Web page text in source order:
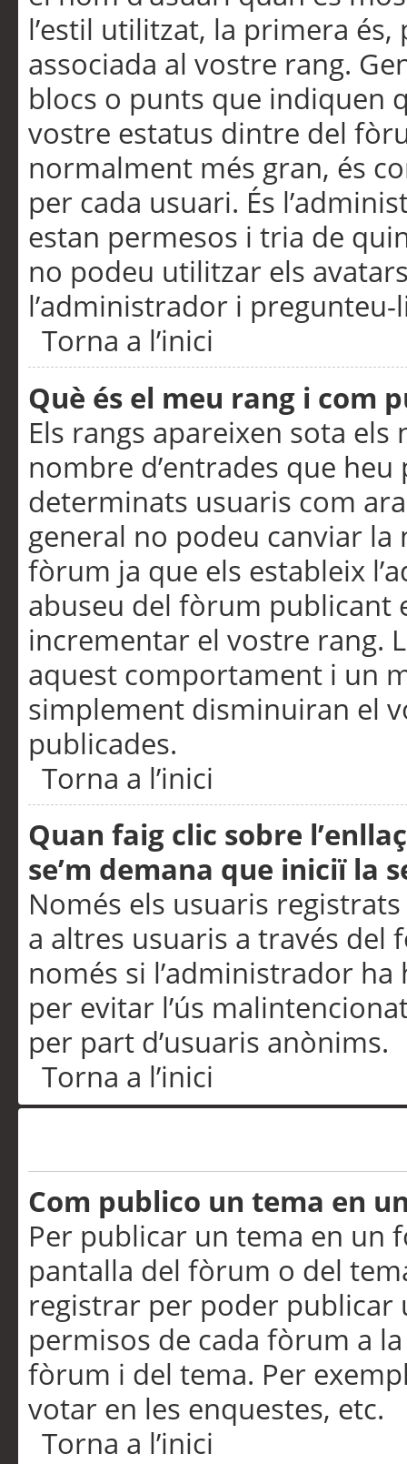
l’estil utilitzat, la primera
associada al vostre rang.
blocs o punts que indiquen
vostre estatus dintre del
normalment més gran, és
per cada usuari. És
estan permesos i tria de
no podeu utilitzar els
l’administrador i pregunteu-
Torna a l’inici
Què és el meu rang i com
Els rangs apareixen sota
nombre d’entrades que
determinats usuaris com
general no podeu canviar
fòrum ja que els estableix
abuseu del fòrum publicant
incrementar el vostre rang.
aquest comportament i un
simplement disminuiran el
publicades.
Torna a l’inici
Quan faig clic sobre
se’m demana que iniciï la
Només els usuaris
a altres usuaris a través
només si l’administrador
per evitar l’ús
per part d’usuaris anònims.
Torna a l’inici
Com publico un tema en
Per publicar un tema en un
pantalla del fòrum o del
registrar per poder publicar
permisos de cada fòrum a
fòrum i del tema. Per
votar en les enquestes, etc.
Torna a l’inici